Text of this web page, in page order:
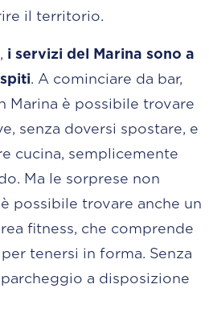
il territorio.
i servizi del Marina sono a
. A cominciare da bar,
Marina è possibile trovare
senza doversi spostare, e
cucina, semplicemente
Ma le sorprese non
possibile trovare anche un
fitness, che comprende
tenersi in forma. Senza
a disposizione